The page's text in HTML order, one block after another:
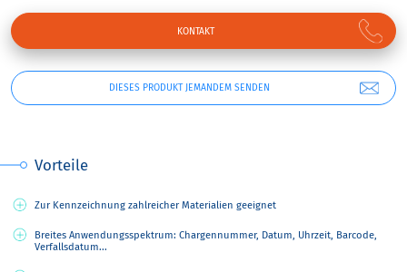
DIESES PRODUKT JEMANDEM SENDEN
KONTAKT
Vorteile
Zur Kennzeichnung zahlreicher Materialien geeignet
Breites Anwendungsspektrum: Chargennummer, Datum, Uhrzeit, Barcode,
Verfallsdatum...